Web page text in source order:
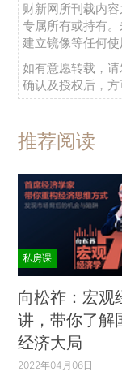
财新网所刊载内
专属所有或持有
建立镜像等任何使
如有意愿转载，
确认及授权后，方
推荐阅读
私房课
向松祚：宏观
讲，带你了解
经济大局
2022年04月06日